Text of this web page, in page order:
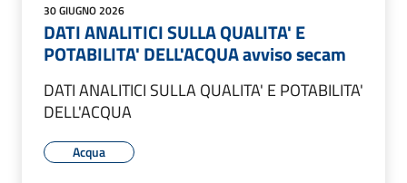
30 GIUGNO 2026
DATI ANALITICI SULLA QUALITA' E
POTABILITA' DELL'ACQUA avviso secam
DATI ANALITICI SULLA QUALITA' E POTABILITA'
DELL'ACQUA
Acqua